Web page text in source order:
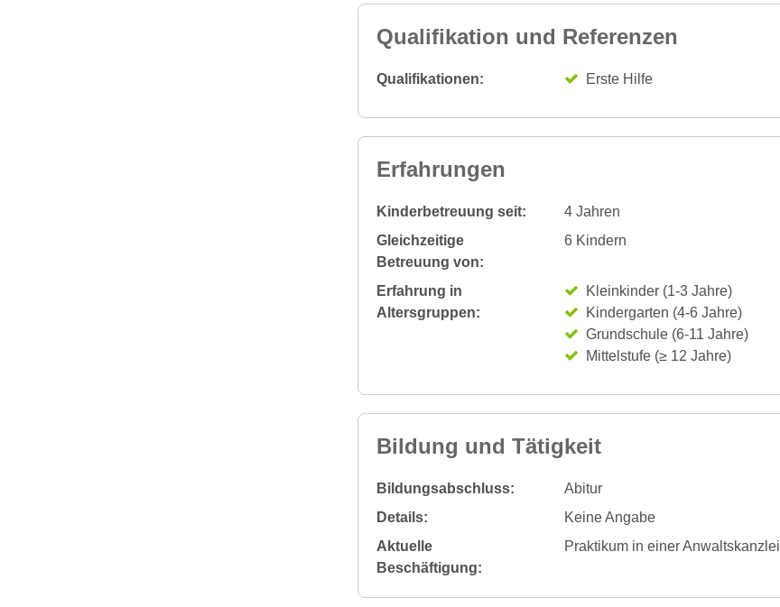
Qualifikation und Referenzen
Qualifikationen: Erste Hilfe
Erfahrungen
Kinderbetreuung seit:
4 Jahren
Gleichzeitige
Betreuung von:
6 Kindern
Erfahrung in
Altersgruppen:
Kleinkinder (1-3 Jahre)
Kindergarten (4-6 Jahre)
Grundschule (6-11 Jahre)
Mittelstufe (≥ 12 Jahre)
Bildung und Tätigkeit
Bildungsabschluss:
Abitur
Details:
Keine Angabe
Aktuelle
Beschäftigung:
Praktikum in einer Anwaltskanzlei